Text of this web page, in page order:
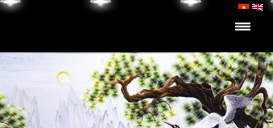
Skip to content